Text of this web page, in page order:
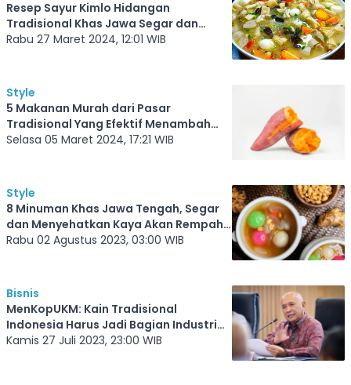
Resep Sayur Kimlo Hidangan
Tradisional Khas Jawa Segar dan
Lezat
Rabu 27 Maret 2024, 12:01 WIB
Style
5 Makanan Murah dari Pasar
Tradisional Yang Efektif Menambah
Berat Badan, Mari Kita Hitung
Selasa 05 Maret 2024, 17:21 WIB
Style
8 Minuman Khas Jawa Tengah, Segar
dan Menyehatkan Kaya Akan Rempah
Tradisional Indonesia
Rabu 02 Agustus 2023, 03:00 WIB
Bisnis
MenKopUKM: Kain Tradisional
Indonesia Harus Jadi Bagian Industri
Dunia
Kamis 27 Juli 2023, 23:00 WIB